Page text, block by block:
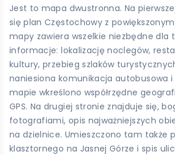
Jest to mapa dwustronna. Na
się plan Częstochowy z
mapy zawiera wszelkie niezbędne dla
informacje: lokalizację noclegów,
kultury, przebieg szlaków
naniesiona komunikacja autobusowa i
mapie wkreślono współrzędne
GPS. Na drugiej stronie znajduje się,
fotografiami, opis najważniejszych
na dzielnice. Umieszczono tam także
klasztornego na Jasnej Górze i spis